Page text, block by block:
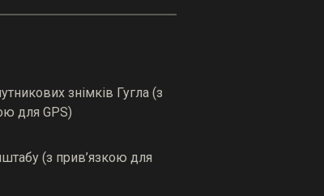
знімків Гугла (з
для GPS)
(з прив’язкою для